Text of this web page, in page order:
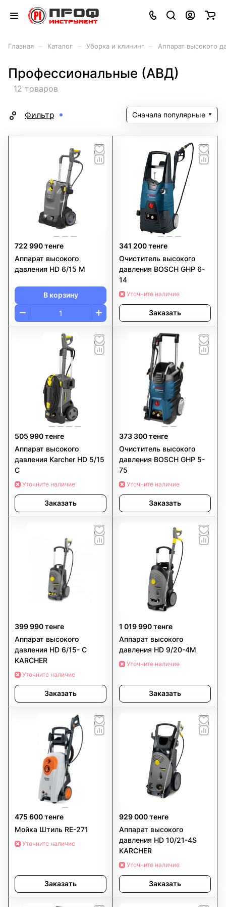
Главная Каталог Уборка и клининг Аппарат высокого
Профессиональные (АВД)
12 товаров
Фильтр Сначала популярные
722 990 тенге
Аппарат высокого
давления HD 6/15 M
В корзину
341 200 тенге
Очиститель высокого
давления BOSCH GHP 6-
14
Уточните наличие
Заказать
505 990 тенге
Аппарат высокого
давления Karcher HD 5/15
C
Уточните наличие
Заказать
373 300 тенге
Очиститель высокого
давления BOSCH GHP 5-
75
Уточните наличие
Заказать
399 990 тенге
Аппарат высокого
давления HD 6/15- C
KARCHER
Уточните наличие
Заказать
1 019 990 тенге
Аппарат высокого
давления HD 9/20-4M
Уточните наличие
Заказать
475 600 тенге
Мойка Штиль RE-271
Уточните наличие
Заказать
929 000 тенге
Аппарат высокого
давления HD 10/21-4S
KARCHER
Уточните наличие
Заказать